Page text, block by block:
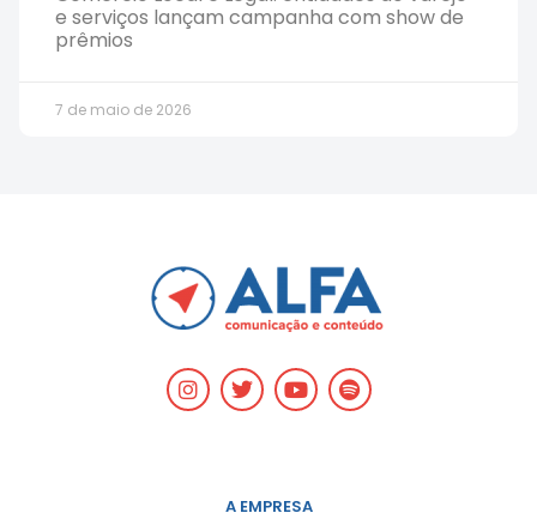
e serviços lançam campanha com show de
prêmios
7 de maio de 2026
A EMPRESA